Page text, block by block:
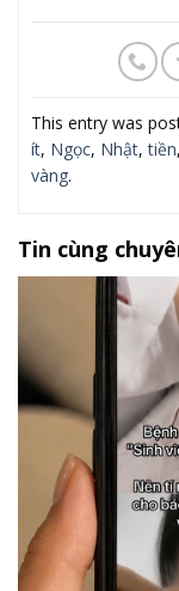
This entry was
ít, Ngọc, Nhật,tiền
vàng.
Tin cùng